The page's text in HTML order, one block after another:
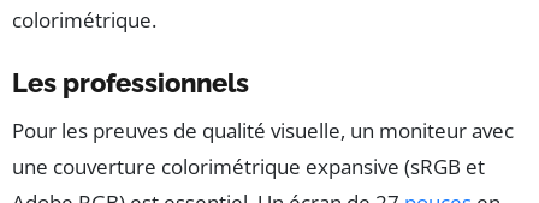
colorimétrique.
Les professionnels
Pour les preuves de qualité visuelle, un moniteur avec
une couverture colorimétrique expansive (sRGB et